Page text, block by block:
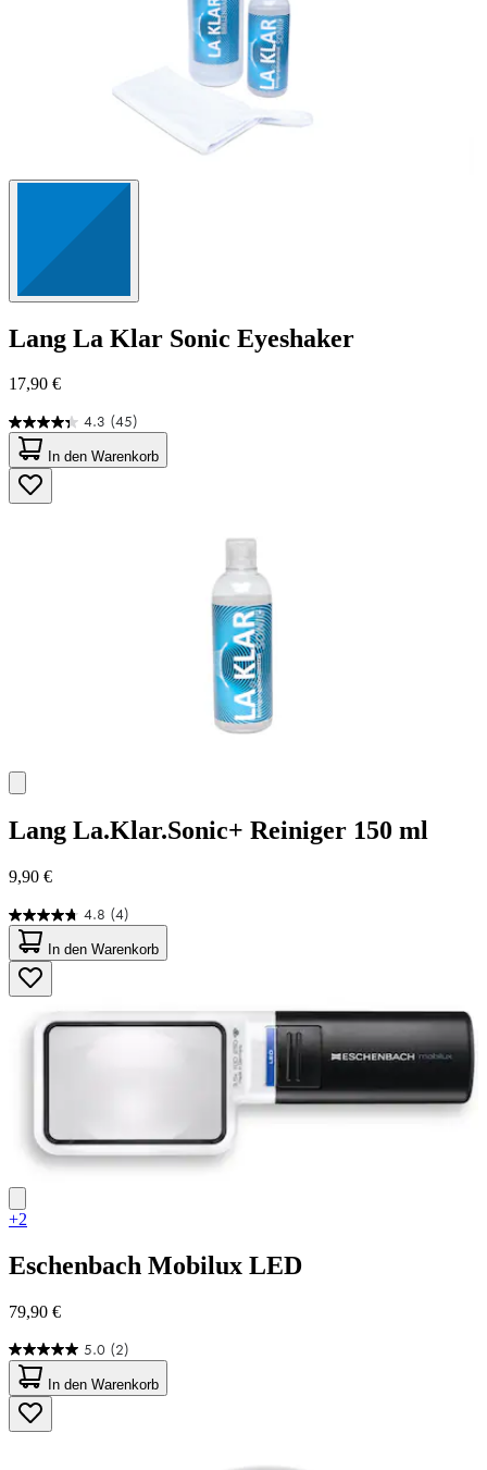
Lang La Klar Sonic Eyeshaker
17,90 €
4.3 (45)
4.3
von
5
Sternen.
45
In den Warenkorb
Lang La.Klar.Sonic+ Reiniger 150 ml
9,90 €
4.8 (4)
4.8
von
5
Sternen.
4
Bewertungen
In den Warenkorb
+2
Eschenbach Mobilux LED
79,90 €
5.0 (2)
5.0
von
5
Sternen.
2
In den Warenkorb